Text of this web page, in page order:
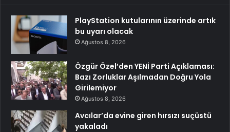
PlayStation kutularının üzerinde artık
bu uyarı olacak
Ağustos 8, 2026
Özgür Özel’den YENİ Parti Açıklaması:
Bazı Zorluklar Aşılmadan Doğru Yola
Girilemiyor
Ağustos 8, 2026
Avcılar’da evine giren hırsızı suçüstü
yakaladı